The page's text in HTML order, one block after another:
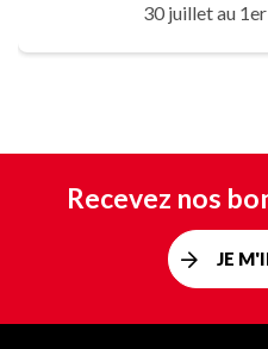
30 juillet au
Recevez nos
JE